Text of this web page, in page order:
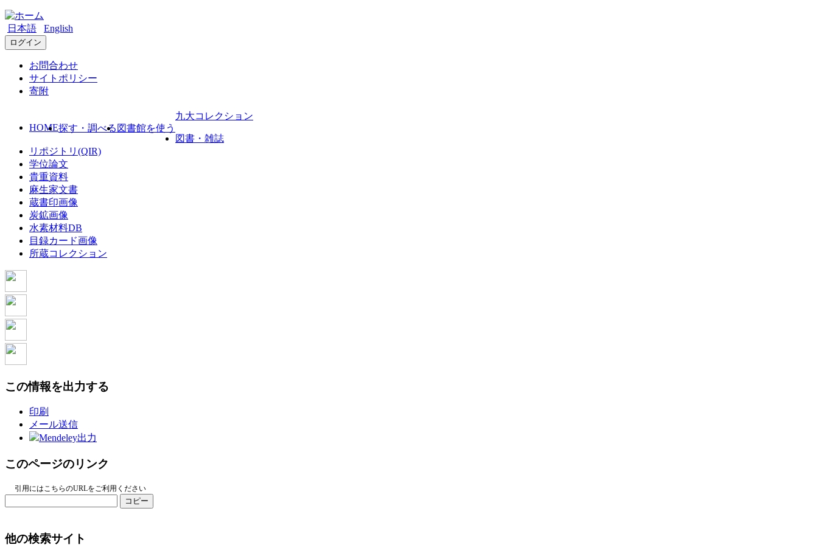
日本語 English
ログイン
お問合わせ
サイトポリシー
寄附
HOME探す・調べる 図書館を使う
九大コレクション
図書・雑誌
リポジトリ(QIR)
学位論文
貴重資料
麻生家文書
蔵書印画像
炭鉱画像
水素材料DB
目録カード画像
所蔵コレクション
この情報を出力する
印刷
メール送信
Mendeley出力
このページのリンク
引用にはこちらのURLをご利用ください
コピー
他の検索サイト